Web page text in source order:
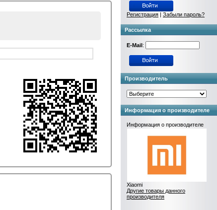
Регистрация | Забыли пароль?
Рассылка
E-Mail:
Производитель
Информация о производителе
Информация о производителе
Xiaomi
Другие товары данного
производителя